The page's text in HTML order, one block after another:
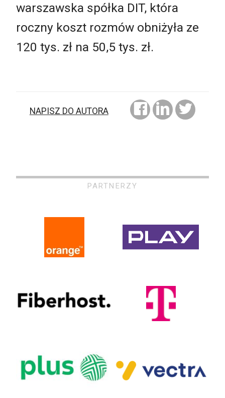
warszawska spółka DIT, która
roczny koszt rozmów obniżyła ze
120 tys. zł na 50,5 tys. zł.
NAPISZ DO AUTORA
PARTNERZY